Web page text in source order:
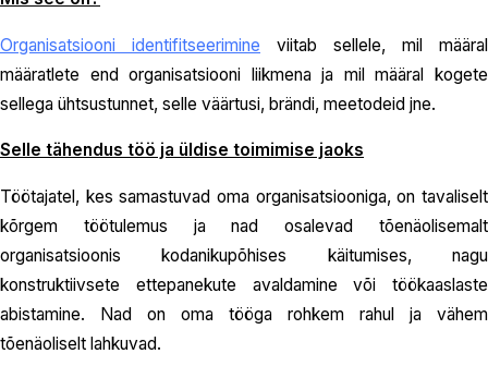
Organisatsiooni identifitseerimine viitab sellele, mil määral
määratlete end organisatsiooni liikmena ja mil määral kogete
sellega ühtsustunnet, selle väärtusi, brändi, meetodeid jne.
Selle tähendus töö ja üldise toimimise jaoks
Töötajatel, kes samastuvad oma organisatsiooniga, on tavaliselt
kõrgem töötulemus ja nad osalevad tõenäolisemalt
organisatsioonis kodanikupõhises käitumises, nagu
konstruktiivsete ettepanekute avaldamine või töökaaslaste
abistamine. Nad on oma tööga rohkem rahul ja vähem
tõenäoliselt lahkuvad.